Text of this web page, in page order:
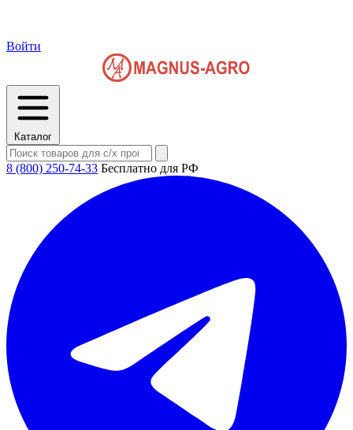
Войти
Каталог
8 (800) 250-74-33 Бесплатно для РФ